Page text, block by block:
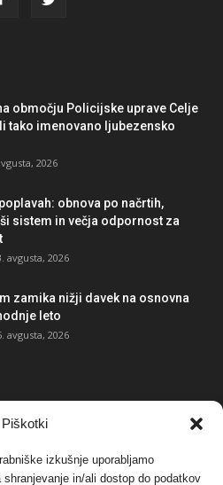
Piškotki
izkušnje uporabljamo
in/ali dostop do podatkov
območju Policijske uprave Celje
tako imenovano ljubezensko
2026
obnova po načrtih,
sistem in večja odpornost za
avgusta, 2026
zamika nižji davek na osnovna
leto
avgusta, 2026
vetrnim elektrarnam na Ojstrici, v
bolj...